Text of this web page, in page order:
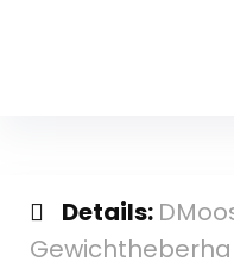
Details: